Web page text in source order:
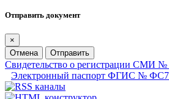
Отправить документ
×
Отмена
Отправить
Свидетельство о регистрации СМИ
Электронный паспорт ФГИС №